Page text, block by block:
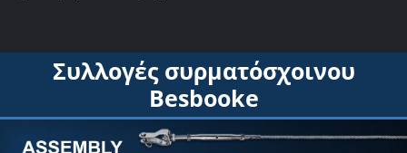
Συλλογές συρματόσχοινου
Besbooke